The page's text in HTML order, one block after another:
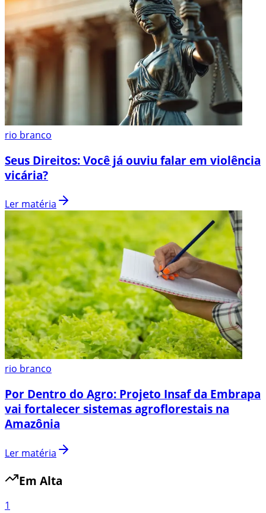
rio branco
Seus Direitos: Você já ouviu falar em violência
vicária?
Ler matéria
rio branco
Por Dentro do Agro: Projeto Insaf da Embrapa
vai fortalecer sistemas agroflorestais na
Amazônia
Ler matéria
Em Alta
1